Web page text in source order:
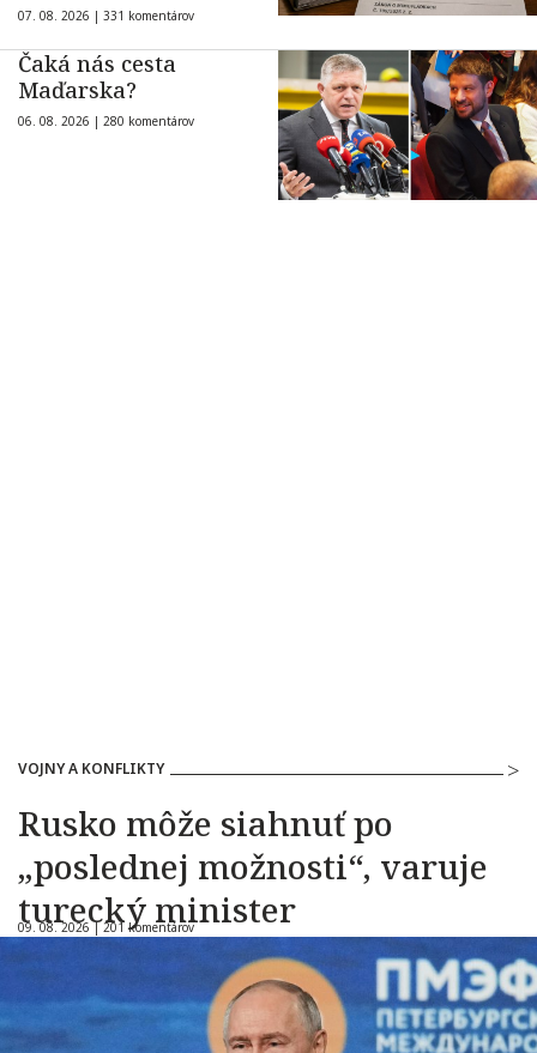
07. 08. 2026 | 331 komentárov
Čaká nás cesta
Maďarska?
06. 08. 2026 | 280 komentárov
VOJNY A KONFLIKTY
Rusko môže siahnuť po
„poslednej možnosti“, varuje
turecký minister
09. 08. 2026 |201 komentárov